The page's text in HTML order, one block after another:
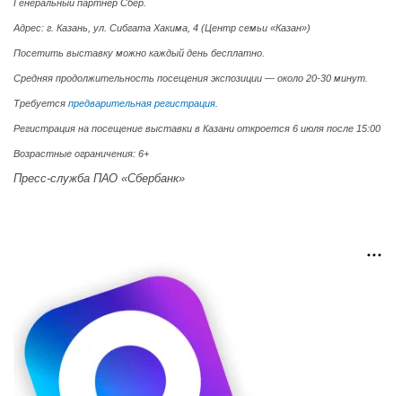
Генеральный партнер Сбер.
Адрес: г. Казань, ул. Сибгата Хакима, 4 (Центр семьи «Казан»)
Посетить выставку можно каждый день бесплатно.
Средняя продолжительность посещения экспозиции — около 20-30 минут.
Требуется предварительная регистрация
Регистрация на посещение выставки в Казани откроется 6 июля после 15:00
Возрастные ограничения: 6+
Пресс-служба ПАО «Сбербанк»